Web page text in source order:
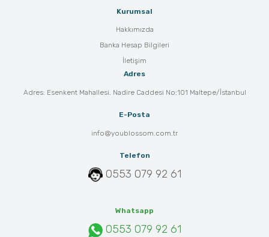
Kurumsal
Hakkımızda
Banka Hesap Bilgileri
İletişim
Adres
Adres: Esenkent Mahallesi. Nadire Caddesi No:101 Maltepe/İstanbul
E-Posta
info@youblossom.com.tr
Telefon
0553 079 92 61
Whatsapp
0553 079 92 61